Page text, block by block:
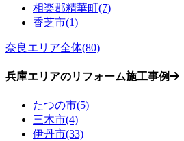
相楽郡精華町(7)
香芝市(1)
奈良エリア全体(80)
兵庫エリアのリフォーム施工事例
たつの市(5)
三木市(4)
伊丹市(33)